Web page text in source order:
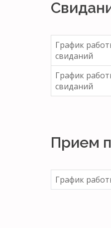
График
свиданий
График
свиданий
Прием
График